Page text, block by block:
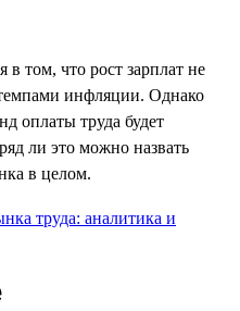
том, что рост зарплат не
инфляции. Однако
оплаты труда будет
ли это можно назвать
в целом.